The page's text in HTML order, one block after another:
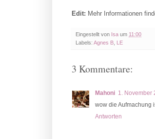
Edit: Mehr Informationen
Eingestellt von Isa um 11:00
Labels: Agnes B LE
3 Kommentare:
Mahoni 1. November
wow die Aufmachung
Antworten